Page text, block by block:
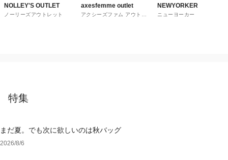
NOLLEY'S OUTLET
ノーリーズアウトレット
axesfemme outlet
アクシーズファム アウトレ
NEWYORKER
ニューヨーカー
特集
まだ夏。でも次に欲しいのは秋バッグ
2026/8/6